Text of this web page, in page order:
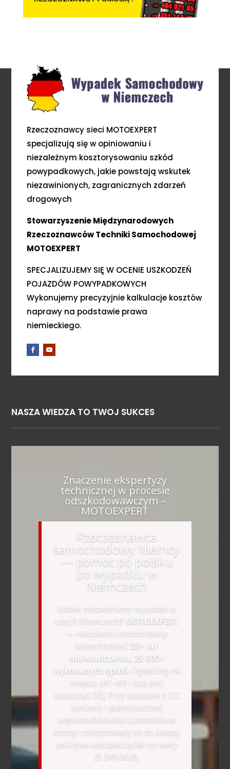
Rzeczoznawcy sieci MOTOEXPERT
specjalizują się w opiniowaniu i
niezależnym kosztorysowaniu szkód
powypadkowych, jakie powstają wskutek
niezawinionych, zagranicznych zdarzeń
drogowych
Stowarzyszenie Międzynarodowych
Rzeczoznawców Techniki Samochodowej
MOTOEXPERT
SPECJALIZUJEMY SIĘ W OCENIE USZKODZEŃ
POJAZDÓW POWYPADKOWYCH
Wykonujemy precyzyjnie kalkulacje kosztów
naprawy na podstawie prawa
niemieckiego.
NASZA WIEDZA TO TWOJ SUKCES
Znaczenie ekspertyzy
technicznej w procesie
odszkodowawczym –
MOTOEXPERT
Rzeczoznawca
samochodowy Niemcy
— pomoc po polsku
po wypadku w
Niemczech
Miałeś niezawiniony wypadek w
całych Niemczech? MOTOEXPERT
— niezależni rzeczoznawcy
samochodowi: 25+ lat
doświadczenia, 25 000+
wykonanych opinii . Oględziny na
miejscu (A1–A9 i cała sieć
autostrad DE). Przy szkodzie z OC
sprawcy i jednoznacznej
odpowiedzialności uzasadnione
koszty rzeczoznawcy co do zasady
pokrywa ubezpieczyciel sprawcy
(§ 249 BGB).